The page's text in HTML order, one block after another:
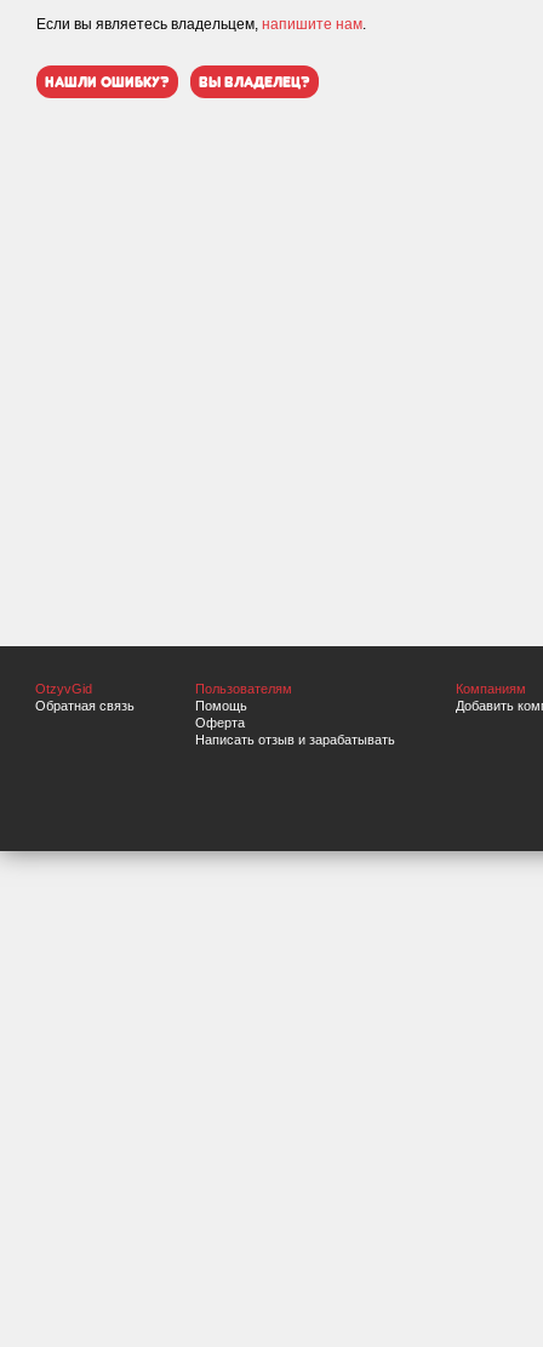
Если вы являетесь владельцем, напишите нам.
нашли ошибку? вы владелец?
OtzyvGid
Обратная связь
Пользователям
Помощь
Оферта
Написать отзыв и зарабатывать
Компаниям
Добавить